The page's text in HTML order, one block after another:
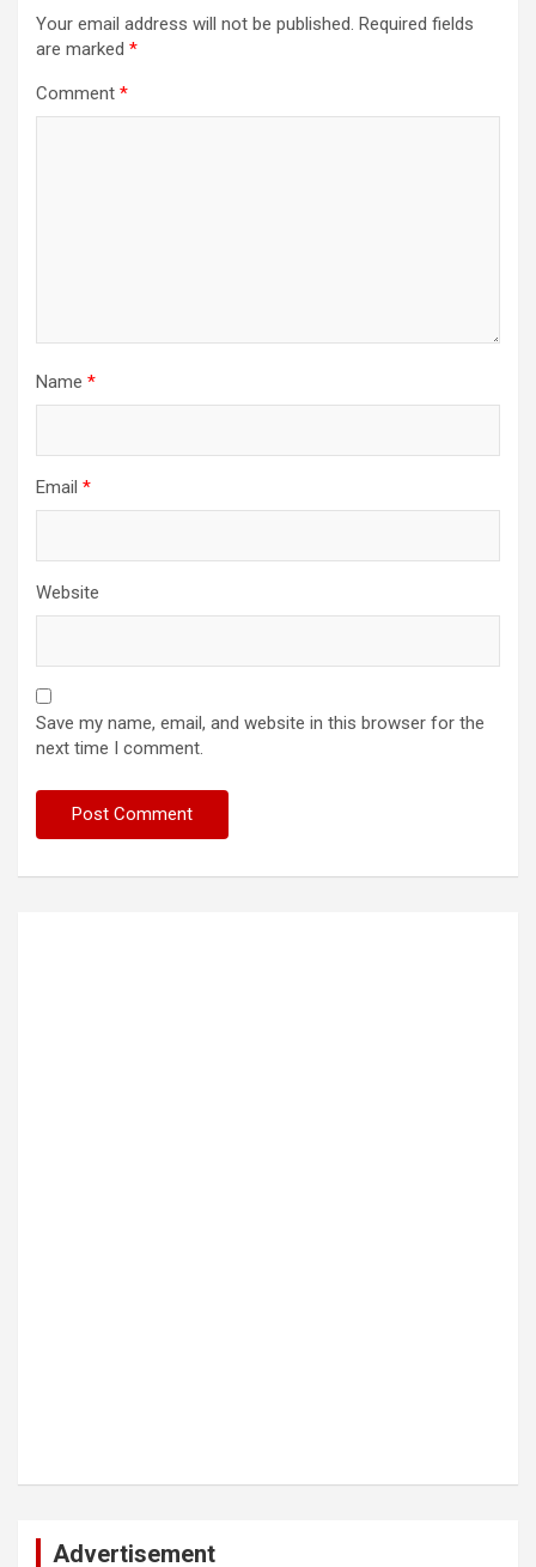
Your email address will not be published. Required fields
are marked *
Comment *
Name *
Email *
Website
Save my name, email, and website in this browser for the
next time I comment.
Advertisement